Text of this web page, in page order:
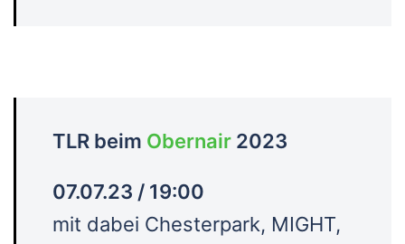
TLR beim Obernair 2023
07.07.23 / 19:00
mit dabei Chesterpark, MIGHT,